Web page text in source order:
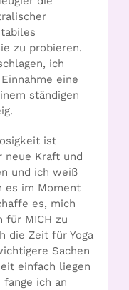
zu probieren.
ich
eine
ständigen
ist
neue Kraft und
und ich weiß
es im Moment
es, mich
für MICH zu
die Zeit für Yoga
Sachen
einfach liegen
fange ich an